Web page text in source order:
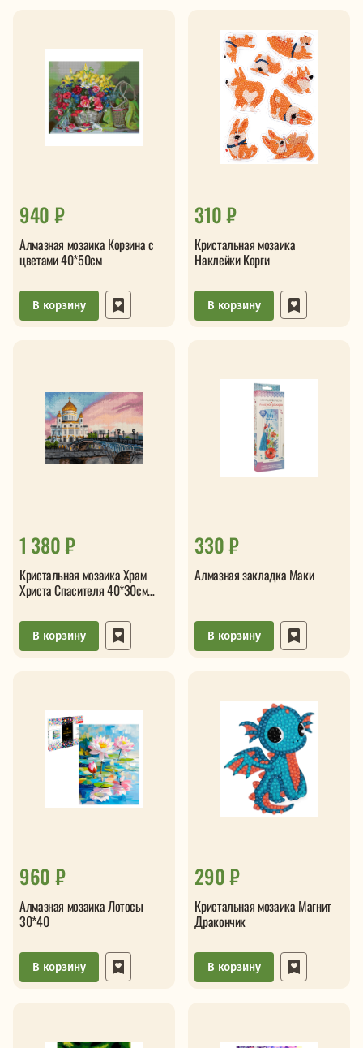
940 ₽
Алмазная мозаика Корзина с
цветами 40*50см
В корзину
310 ₽
Кристальная мозаика
Наклейки Корги
В корзину
1 380 ₽
Кристальная мозаика Храм
Христа Спасителя 40*30см
В корзину
330 ₽
Алмазная закладка Маки
В корзину
960 ₽
Алмазная мозаика Лотосы
30*40
В корзину
290 ₽
Кристальная мозаика Магнит
Дракончик
В корзину